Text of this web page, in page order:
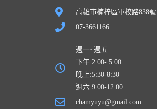
高雄市楠梓區軍校路838號
07-3661166
週一~週五
下午:2:00- 5:00
晚上:5:30-8:30
週六 9:00-12:00
chamyuyu@gmail.com